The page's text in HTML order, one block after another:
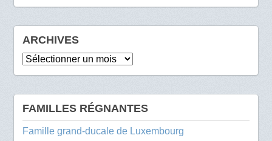
ARCHIVES
Archives
FAMILLES RÉGNANTES
Famille grand-ducale de Luxembourg